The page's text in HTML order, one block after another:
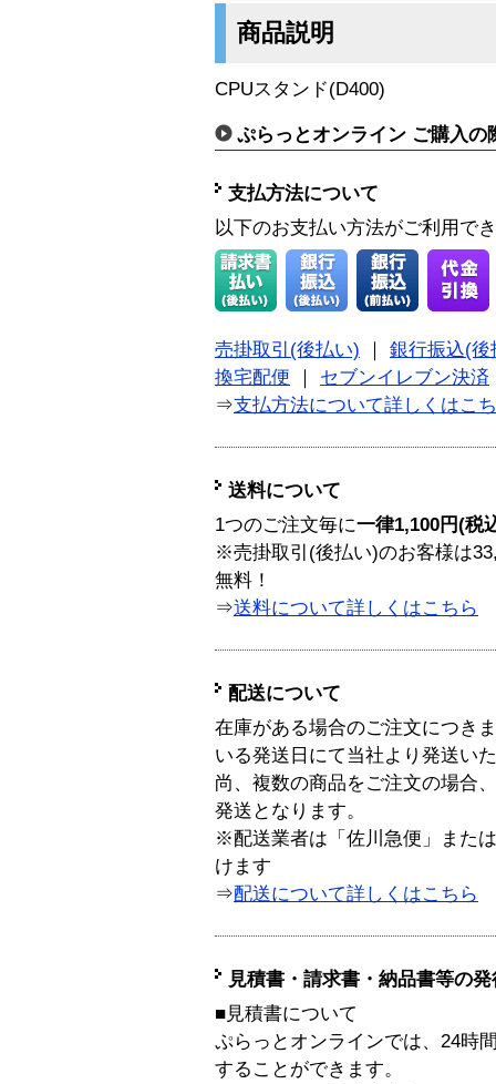
商品説明
CPUスタンド(D400)
ぷらっとオンライン ご購入の
支払方法について
以下のお支払い方法がご利用で
売掛取引(後払い)
銀行振込(後
換宅配便
セブンイレブン決済
⇒支払方法について詳しくはこ
送料について
1つのご注文毎に一律1,100円(税
※売掛取引(後払い)のお客様は
無料！
⇒送料について詳しくはこちら
配送について
在庫がある場合のご注文につき
いる発送日にて当社より発送い
尚、複数の商品をご注文の場合
発送となります。
※配送業者は「佐川急便」また
けます
⇒配送について詳しくはこちら
見積書・請求書・納品書等の
■見積書について
ぷらっとオンラインでは、24時
することができます。